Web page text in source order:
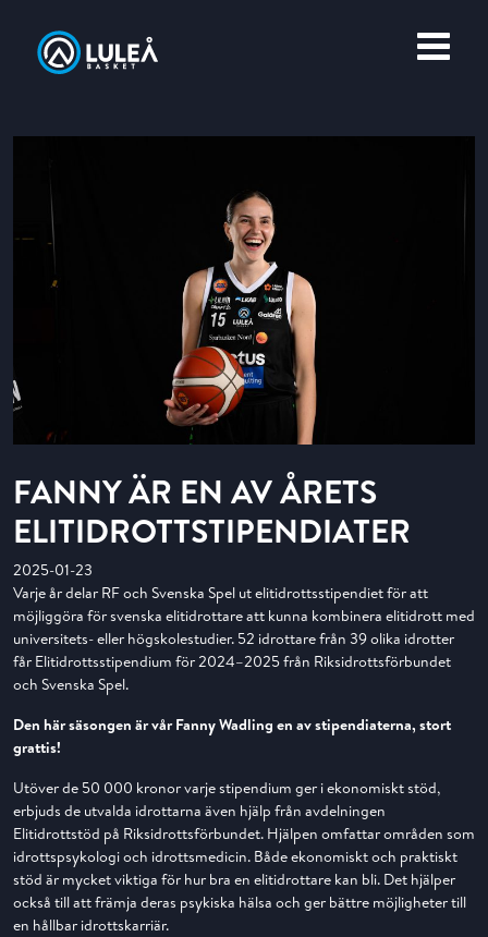
MERCH
FANNY ÄR EN AV ÅRETS
ELITIDROTTSTIPENDIATER
2025-01-23
Varje år delar RF och Svenska Spel ut elitidrottsstipendiet för att
möjliggöra för svenska elitidrottare att kunna kombinera elitidrott med
universitets- eller högskolestudier. 52 idrottare från 39 olika idrotter
får Elitidrottsstipendium för 2024–2025 från Riksidrottsförbundet
och Svenska Spel.
Den här säsongen är vår Fanny Wadling en av stipendiaterna, stort
grattis!
Utöver de 50 000 kronor varje stipendium ger i ekonomiskt stöd,
erbjuds de utvalda idrottarna även hjälp från avdelningen
Elitidrottstöd på Riksidrottsförbundet. Hjälpen omfattar områden som
idrottspsykologi och idrottsmedicin. Både ekonomiskt och praktiskt
stöd är mycket viktiga för hur bra en elitidrottare kan bli. Det hjälper
också till att främja deras psykiska hälsa och ger bättre möjligheter till
en hållbar idrottskarriär.